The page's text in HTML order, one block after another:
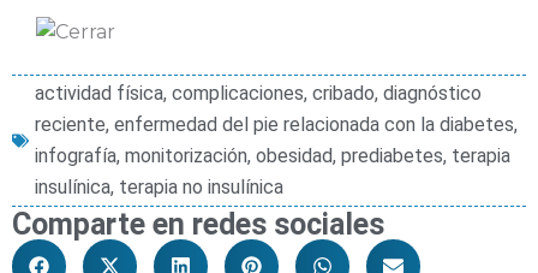
actividad física, complicaciones, cribado, diagnóstico
reciente, enfermedad del pie relacionada con la diabetes,
infografía, monitorización, obesidad, prediabetes, terapia
insulínica, terapia no insulínica
Comparte en redes sociales